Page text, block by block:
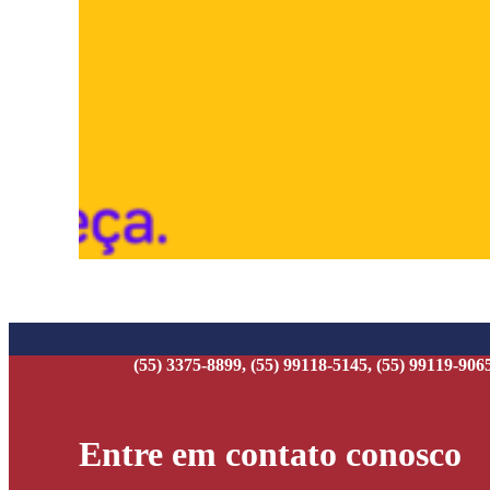
(55) 3375-8899, (55) 99118-5145, (55) 99119-
Entre em contato conosco